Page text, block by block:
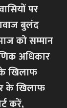
पर
बुलंद
को सम्मान
अधिकार
के खिलाफ
के खिलाफ
करें,